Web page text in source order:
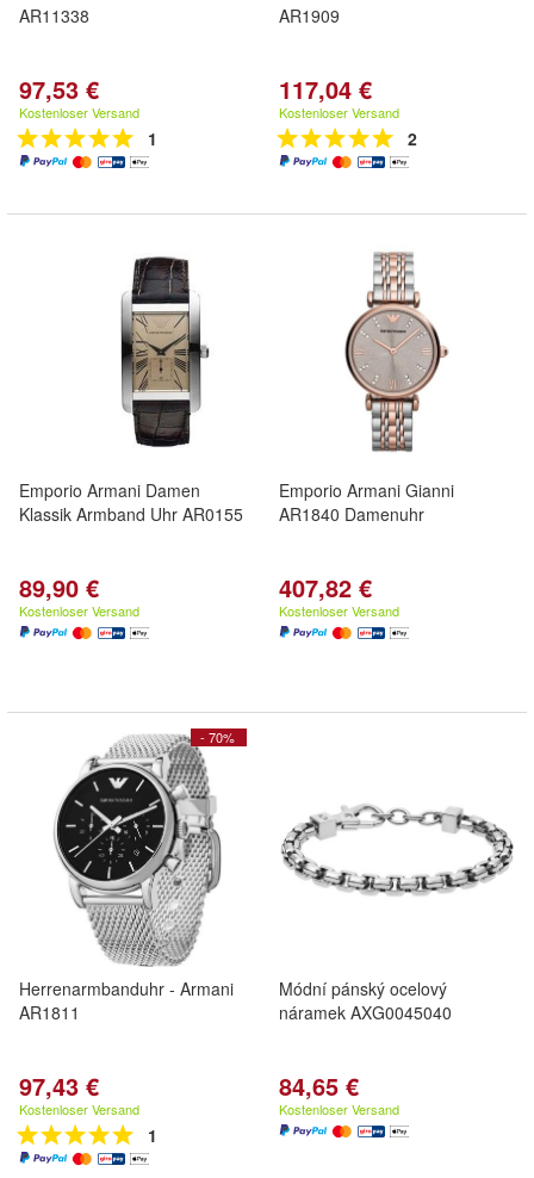
AR11338
97,53 €
Kostenloser Versand
1
AR1909
117,04 €
Kostenloser Versand
2
Emporio Armani Damen
Klassik Armband Uhr AR0155
89,90 €
Kostenloser Versand
Emporio Armani Gianni
AR1840 Damenuhr
407,82 €
Kostenloser Versand
- 70%
Herrenarmbanduhr - Armani
AR1811
97,43 €
Kostenloser Versand
1
Módní pánský ocelový
náramek AXG0045040
84,65 €
Kostenloser Versand